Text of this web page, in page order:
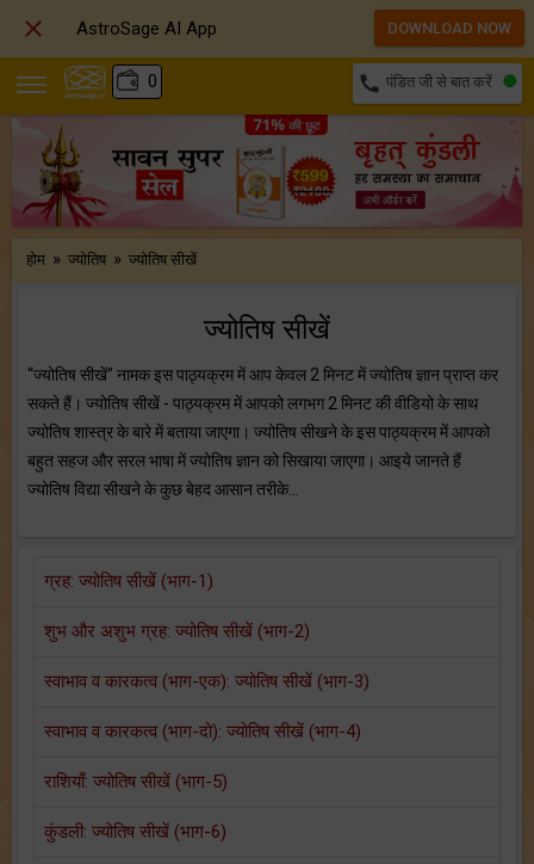
0 call पंडित जी से बात करें
होम » ज्योतिष » ज्योतिष सीखें
ज्योतिष सीखें
“ज्योतिष सीखें” नामक इस पाठ्यक्रम में आप केवल 2 मिनट में ज्योतिष ज्ञान प्राप्त कर
सकते हैं। ज्योतिष सीखें - पाठ्यक्रम में आपको लगभग 2 मिनट की वीडियो के साथ
ज्योतिष शास्त्र के बारे में बताया जाएगा। ज्योतिष सीखने के इस पाठ्यक्रम में आपको
बहुत सहज और सरल भाषा में ज्योतिष ज्ञान को सिखाया जाएगा। आइये जानते हैं
ज्योतिष विद्या सीखने के कुछ बेहद आसान तरीके…
ग्रह: ज्योतिष सीखें (भाग-1)
शुभ और अशुभ ग्रह: ज्योतिष सीखें (भाग-2)
स्वाभाव व कारकत्व (भाग-एक): ज्योतिष सीखें (भाग-3)
स्वाभाव व कारकत्व (भाग-दो): ज्योतिष सीखें (भाग-4)
राशियाँ: ज्योतिष सीखें (भाग-5)
कुंडली: ज्योतिष सीखें (भाग-6)
 AstroSage AI App DOWNLOAD NOW